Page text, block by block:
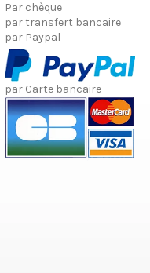
Par chèque
par transfert bancaire
par Paypal
par Carte bancaire